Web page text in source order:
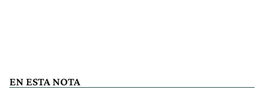
EN ESTA NOTA